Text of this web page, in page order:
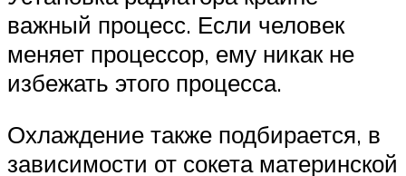
важный процесс. Если человек
меняет процессор, ему никак не
избежать этого процесса.
Охлаждение также подбирается, в
зависимости от сокета материнской